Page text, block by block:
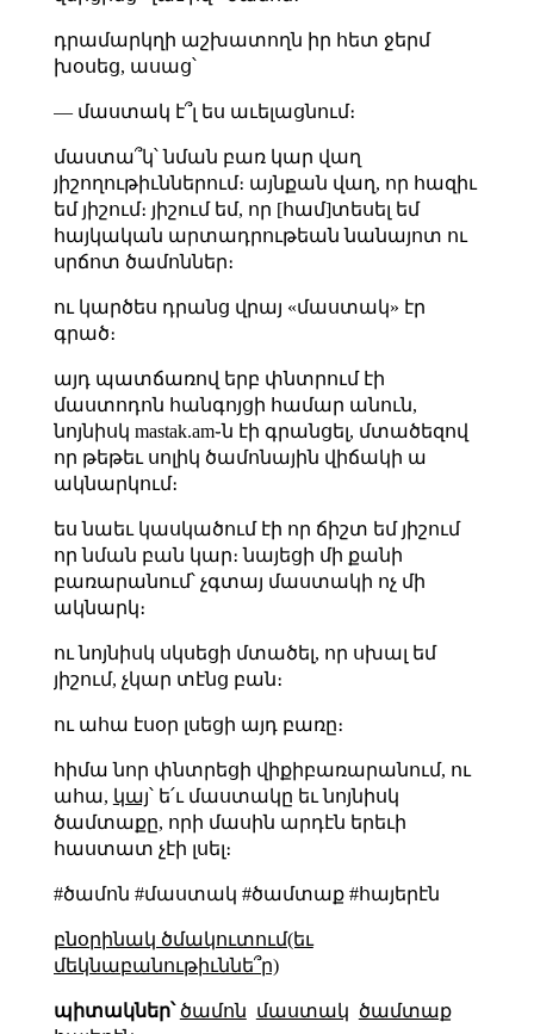
դրամարկղի աշխատողն իր հետ ջերմ
խօսեց, ասաց՝
— մաստակ է՞լ ես աւելացնում։
մաստա՞կ՝ նման բառ կար վաղ
յիշողութիւններում։ այնքան վաղ, որ հազիւ
եմ յիշում։ յիշում եմ, որ [համ]տեսել եմ
հայկական արտադրութեան նանայոտ ու
սրճոտ ծամոններ։
ու կարծես դրանց վրայ «մաստակ» էր
գրած։
այդ պատճառով երբ փնտրում էի
մաստոդոն հանգոյցի համար անուն,
նոյնիսկ mastak.am֊ն էի գրանցել, մտածեզով
որ թեթեւ սոլիկ ծամոնային վիճակի ա
ակնարկում։
ես նաեւ կասկածում էի որ ճիշտ եմ յիշում
որ նման բան կար։ նայեցի մի քանի
բառարանում՝ չգտայ մաստակի ոչ մի
ակնարկ։
ու նոյնիսկ սկսեցի մտածել, որ սխալ եմ
յիշում, չկար տէնց բան։
ու ահա էսօր լսեցի այդ բառը։
հիմա նոր փնտրեցի վիքիբառարանում, ու
ահա, կայ՝ ե՛ւ մաստակը եւ նոյնիսկ
ծամտաքը, որի մասին արդէն երեւի
հաստատ չէի լսել։
#ծամոն #մաստակ #ծամտաք #հայերէն
բնօրինակ ծմակուտում(եւ
մեկնաբանութիւննե՞ր)
պիտակներ՝ ծամոն մաստակ ծամտաք